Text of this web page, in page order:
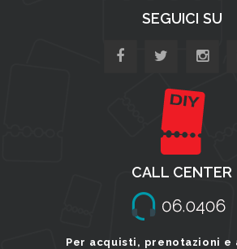
SEGUICI SU
CALL CENTER
Per acquisti, prenotazioni e